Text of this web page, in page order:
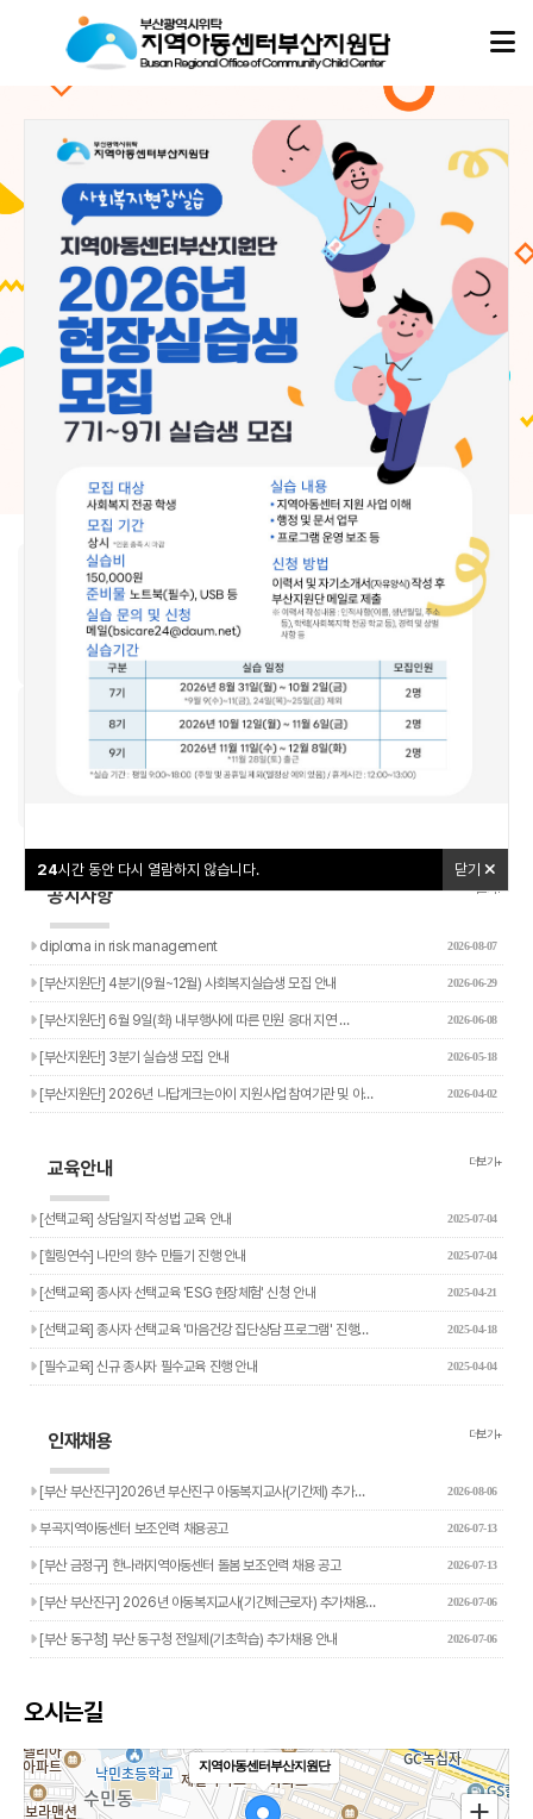
시간 동안 다시 열람하지 않습니다.
시간 동안 다시 열람하지 않습니다.
24시간 동안 다시 열람하지 않습니다. 닫기
아동이행복한 세상,
지역아동센터부산지원단
이 함께합니다.
지역아동센터부산지원단은
부산지역 16개 구·군의 모든 지역아동센터, 협동돌봄센터와 함께하며
아이들의 성장과 돌봄이 흔들리지 않도록 현장의 곁에서 따뜻한 울타리가 되겠습니다.
아동이행복한 세상,
지역아동센터부산지원단
이 함께합니다.
지역아동센터부산지원단은
부산지역 16개 구·군의 모든 지역아동센터, 협동돌봄센터와 함께하며
아이들의 성장과 돌봄이 흔들리지 않도록 현장의 곁에서 따뜻한 울타리가 되겠습니다.
02
우리동네돌봄지도 교육신청
공지사항 더보기+
diploma in risk management 2026-08-07
[부산지원단] 4분기(9월~12월) 사회복지실습생 모집 안내 2026-06-29
[부산지원단] 6월 9일(화) 내부행사에 따른 민원 응대 지연 … 2026-06-08
[부산지원단] 3분기 실습생 모집 안내 2026-05-18
[부산지원단] 2026년 나답게크는아이 지원사업 참여기관 및 아… 2026-04-02
교육안내 더보기+
[선택교육] 상담일지 작성법 교육 안내 2025-07-04
[힐링연수] 나만의 향수 만들기 진행 안내 2025-07-04
[선택교육] 종사자 선택교육 'ESG 현장체험' 신청 안내 2025-04-21
[선택교육] 종사자 선택교육 '마음건강 집단상담 프로그램' 진행… 2025-04-18
[필수교육] 신규 종사자 필수교육 진행 안내 2025-04-04
인재채용 더보기+
[부산 부산진구]2026년 부산진구 아동복지교사(기간제) 추가… 2026-08-06
부곡지역아동센터 보조인력 채용공고 2026-07-13
[부산 금정구] 한나래지역아동센터 돌봄 보조인력 채용 공고 2026-07-13
[부산 부산진구] 2026년 아동복지교사(기간제근로자) 추가채용… 2026-07-06
[부산 동구청] 부산 동구청 전일제(기초학습) 추가채용 안내 2026-07-06
오시는길
지역아동센터부산지원단